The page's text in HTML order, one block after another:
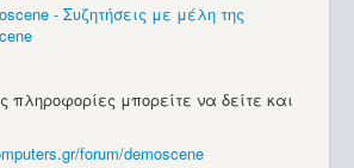
- Συζητήσεις με μέλη της
πληροφορίες μπορείτε να δείτε και
forum/demoscene